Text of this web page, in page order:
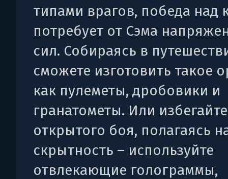
типами врагов, победа над
потребует от Сэма
сил. Собираясь в
сможете изготовить такое
как пулеметы, дробовики и
гранатометы. Или избегайте
открытого боя, полагаясь
скрытность – используйте
отвлекающие голограммы,